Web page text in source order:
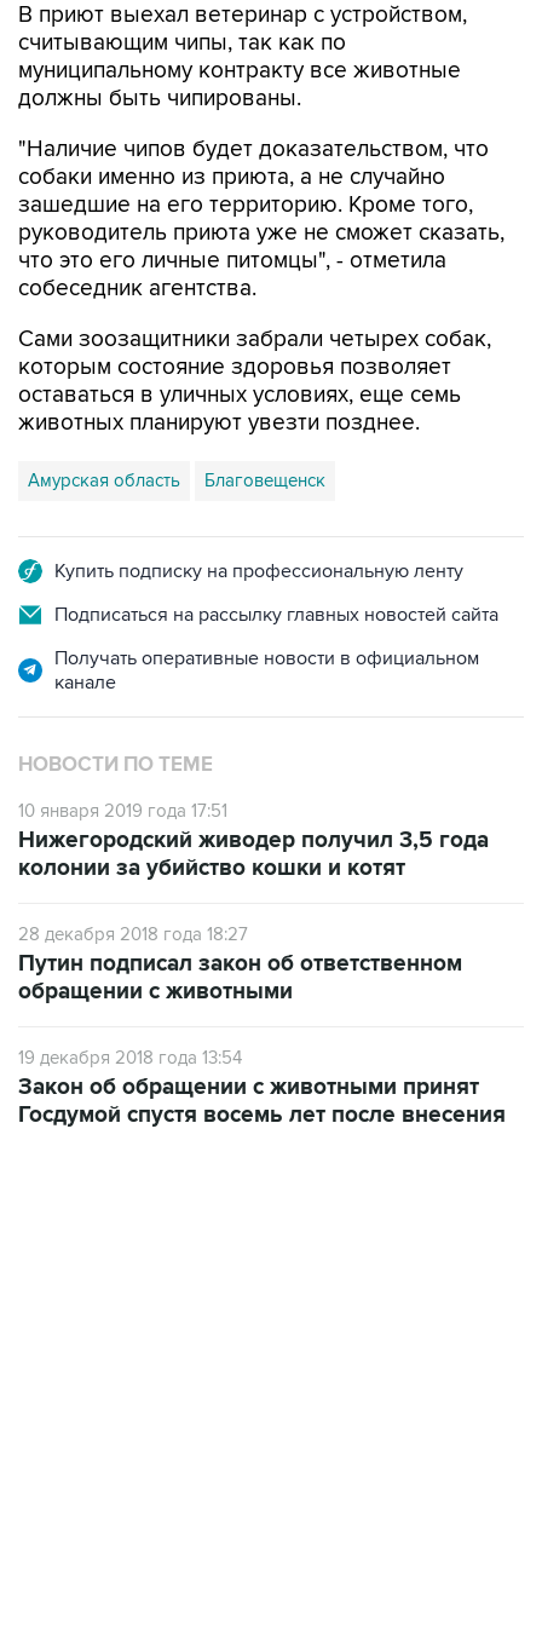
В приют выехал ветеринар с устройством,
считывающим чипы, так как по
муниципальному контракту все животные
должны быть чипированы.
"Наличие чипов будет доказательством, что
собаки именно из приюта, а не случайно
зашедшие на его территорию. Кроме того,
руководитель приюта уже не сможет сказать,
что это его личные питомцы", - отметила
собеседник агентства.
Сами зоозащитники забрали четырех собак,
которым состояние здоровья позволяет
оставаться в уличных условиях, еще семь
животных планируют увезти позднее.
Амурская область Благовещенск
Купить подписку на профессиональную ленту
Подписаться на рассылку главных новостей сайта
Получать оперативные новости в официальном
канале
НОВОСТИ ПО ТЕМЕ
10 января 2019 года 17:51
Нижегородский живодер получил 3,5 года
колонии за убийство кошки и котят
28 декабря 2018 года 18:27
Путин подписал закон об ответственном
обращении с животными
19 декабря 2018 года 13:54
Закон об обращении с животными принят
Госдумой спустя восемь лет после внесения